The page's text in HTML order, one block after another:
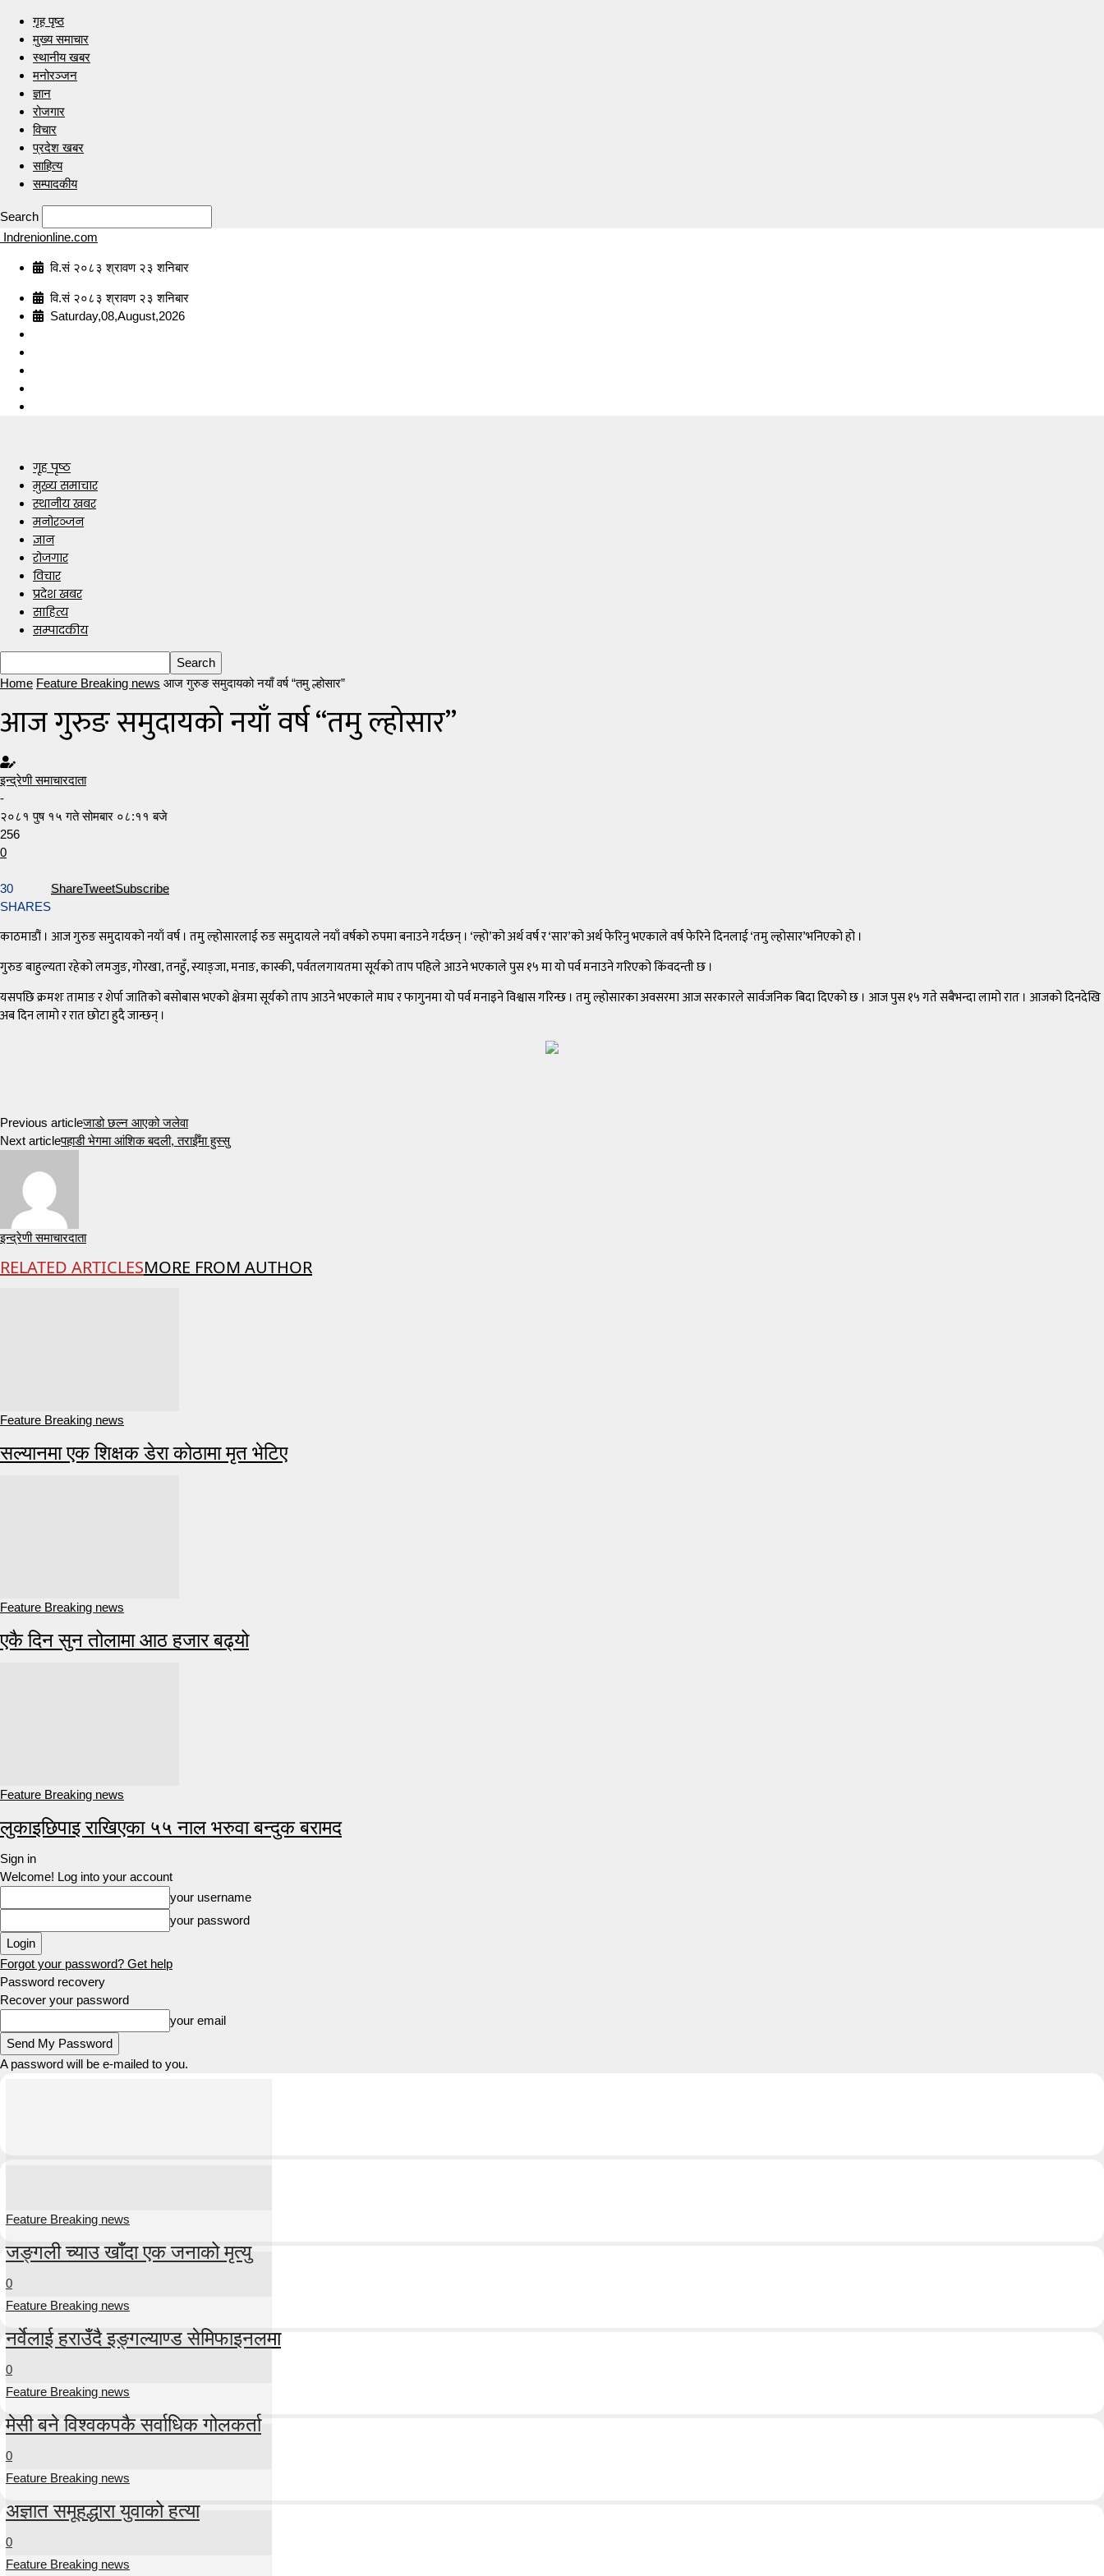
गृह पृष्ठ
मुख्य समाचार
स्थानीय खबर
मनोरञ्जन
ज्ञान
रोजगार
विचार
प्रदेश खबर
साहित्य
सम्पादकीय
Search
Indrenionline.com
वि.सं २०८३ श्रावण २३ शनिबार
वि.सं २०८३ श्रावण २३ शनिबार
Saturday,08,August,2026
गृह पृष्ठ
मुख्य समाचार
स्थानीय खबर
मनोरञ्जन
ज्ञान
रोजगार
विचार
प्रदेश खबर
साहित्य
सम्पादकीय
Home Feature Breaking news आज गुरुङ समुदायको नयाँ वर्ष “तमु ल्होसार”
आज गुरुङ समुदायको नयाँ वर्ष “तमु ल्होसार”
इन्द्रेणी समाचारदाता
-
२०८१ पुष १५ गते सोमबार ०८:११ बजे
256
0
30
SHARES
ShareTweetSubscribe
काठमाडौं । आज गुरुङ समुदायको नयाँ वर्ष । तमु ल्होसारलाई रुङ समुदायले नयाँ वर्षको रुपमा बनाउने गर्दछन् । ‘ल्हो’को अर्थ वर्ष र ‘सार’को अर्थ फेरिनु भएकाले वर्ष फेरिने दिनलाई ‘तमु ल्होसार’भनिएको हो ।
गुरुङ बाहुल्यता रहेको लमजुङ, गोरखा, तनहुँ, स्याङ्जा, मनाङ, कास्की, पर्वतलगायतमा सूर्यको ताप पहिले आउने भएकाले पुस १५ मा यो पर्व मनाउने गरिएको किंवदन्ती छ ।
यसपछि क्रमशः तामाङ र शेर्पा जातिको बसोबास भएको क्षेत्रमा सूर्यको ताप आउने भएकाले माघ र फागुनमा यो पर्व मनाइने विश्वास गरिन्छ । तमु ल्होसारका अवसरमा आज सरकारले सार्वजनिक बिदा दिएको छ । आज पुस १५ गते सबैभन्दा लामो रात । आजको दिनदेखि
अब दिन लामो र रात छोटा हुदै जान्छन् ।
Previous articleजाडो छल्न आएको जलेवा
Next articleपहाडी भेगमा आंशिक बदली, तराईँमा हुस्सु
इन्द्रेणी समाचारदाता
RELATED ARTICLESMORE FROM AUTHOR
Feature Breaking news
सल्यानमा एक शिक्षक डेरा कोठामा मृत भेटिए
Feature Breaking news
एकै दिन सुन तोलामा आठ हजार बढ्यो
Feature Breaking news
लुकाइछिपाइ राखिएका ५५ नाल भरुवा बन्दुक बरामद
Sign in
Welcome! Log into your account
your username
your password
Forgot your password? Get help
Password recovery
Recover your password
your email
A password will be e-mailed to you.
Feature Breaking news
जङ्गली च्याउ खाँदा एक जनाको मृत्यु
0
Feature Breaking news
नर्वेलाई हराउँदै इङ्गल्याण्ड सेमिफाइनलमा
0
Feature Breaking news
मेसी बने विश्वकपकै सर्वाधिक गोलकर्ता
0
Feature Breaking news
अज्ञात समूहद्धारा युवाको हत्या
0
Feature Breaking news